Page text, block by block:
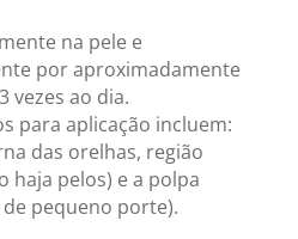
na pele e
por aproximadamente
vezes ao dia.
para aplicação incluem:
das orelhas, região
haja pelos) e a polpa
pequeno porte).